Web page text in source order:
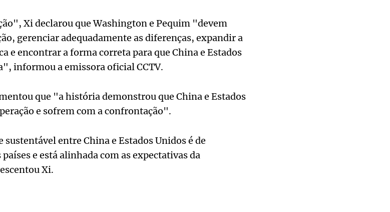
Xi declarou que Washington e Pequim "devem
gerenciar adequadamente as diferenças, expandir a
e encontrar a forma correta para que China e Estados
informou a emissora oficial CCTV.
que "a história demonstrou que China e Estados
e sofrem com a confrontação".
sustentável entre China e Estados Unidos é de
e está alinhada com as expectativas da
Xi.